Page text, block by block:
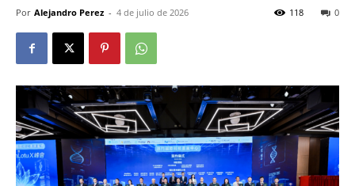
Por Alejandro Perez - 4 de julio de 2026 0
118